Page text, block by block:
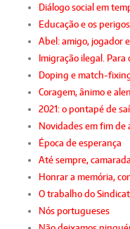
Diálogo social em
Educação e os
Abel: amigo, jogador
Imigração ilegal. Para
Doping e match-
Coragem, ânimo e
2021: o pontapé de
Novidades em fim de
Época de esperança
Até sempre,
Honrar a memória,
O trabalho do
Nós portugueses